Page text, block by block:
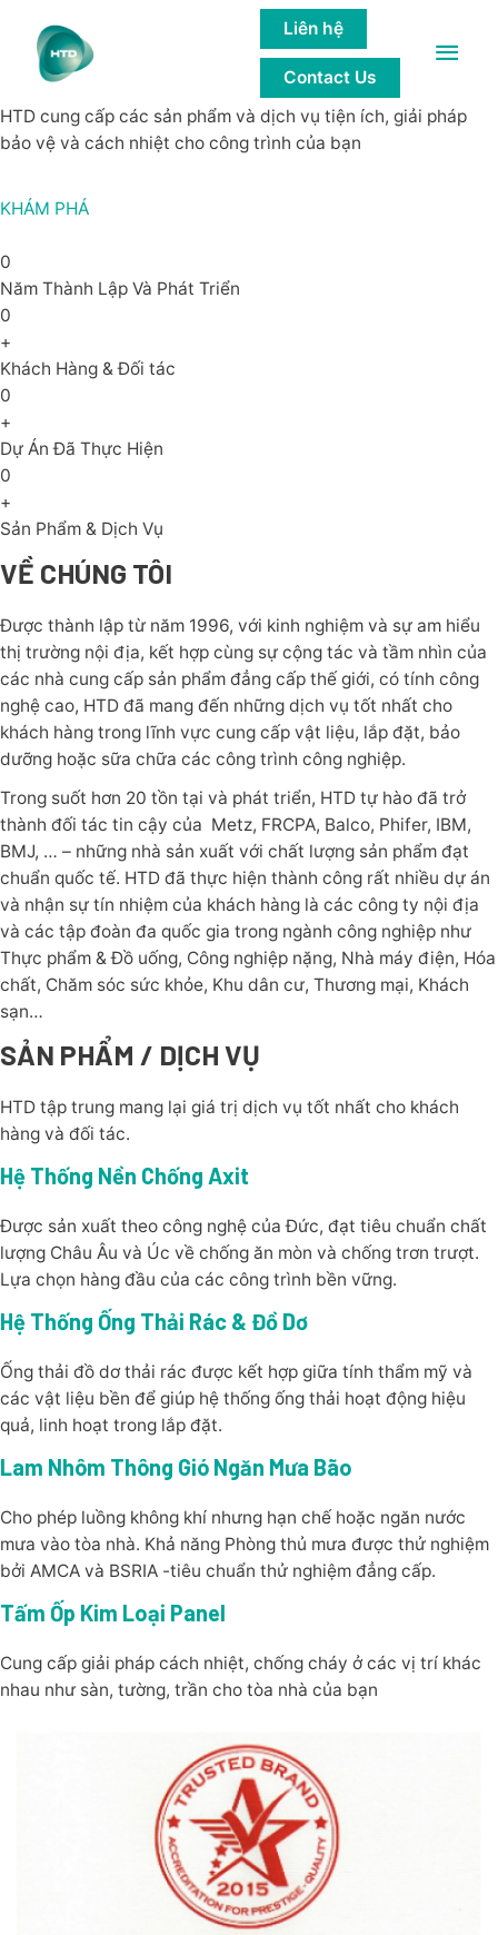
Main
Liên hệ
Contact Us
GIẢI PHÁP của các công trình bền
vững
HTD cung cấp các sản phẩm và dịch vụ tiện ích, giải pháp
bảo vệ và cách nhiệt cho công trình của bạn
KHÁM PHÁ
0
Năm Thành Lập Và Phát Triển
0
+
Khách Hàng & Đối tác
0
+
Dự Án Đã Thực Hiện
0
+
Sản Phẩm & Dịch Vụ
VỀ CHÚNG TÔI
Được thành lập từ năm 1996, với kinh nghiệm và sự am hiểu
thị trường nội địa, kết hợp cùng sự cộng tác và tầm nhìn của
các nhà cung cấp sản phẩm đẳng cấp thế giới, có tính công
nghệ cao, HTD đã mang đến những dịch vụ tốt nhất cho
khách hàng trong lĩnh vực cung cấp vật liệu, lắp đặt, bảo
dưỡng hoặc sữa chữa các công trình công nghiệp.
Trong suốt hơn 20 tồn tại và phát triển, HTD tự hào đã trở
thành đối tác tin cậy của Metz, FRCPA, Balco, Phifer, IBM,
BMJ, … – những nhà sản xuất với chất lượng sản phẩm đạt
chuẩn quốc tế. HTD đã thực hiện thành công rất nhiều dự án
và nhận sự tín nhiệm của khách hàng là các công ty nội địa
và các tập đoàn đa quốc gia trong ngành công nghiệp như
Thực phẩm & Đồ uống, Công nghiệp nặng, Nhà máy điện, Hóa
chất, Chăm sóc sức khỏe, Khu dân cư, Thương mại, Khách
sạn…
SẢN PHẨM / DỊCH VỤ
HTD tập trung mang lại giá trị dịch vụ tốt nhất cho khách
hàng và đối tác.
Hệ Thống Nền Chống Axit
Được sản xuất theo công nghệ của Đức, đạt tiêu chuẩn chất
lượng Châu Âu và Úc về chống ăn mòn và chống trơn trượt.
Lựa chọn hàng đầu của các công trình bền vững.
Hệ Thống Ống Thải Rác & Đồ Dơ
Ống thải đồ dơ thải rác được kết hợp giữa tính thẩm mỹ và
các vật liệu bền để giúp hệ thống ống thải hoạt động hiệu
quả, linh hoạt trong lắp đặt.
Lam Nhôm Thông Gió Ngăn Mưa Bão
Cho phép luồng không khí nhưng hạn chế hoặc ngăn nước
mưa vào tòa nhà. Khả năng Phòng thủ mưa được thử nghiệm
bởi AMCA và BSRIA -tiêu chuẩn thử nghiệm đẳng cấp.
Tấm Ốp Kim Loại Panel
Cung cấp giải pháp cách nhiệt, chống cháy ở các vị trí khác
nhau như sàn, tường, trần cho tòa nhà của bạn